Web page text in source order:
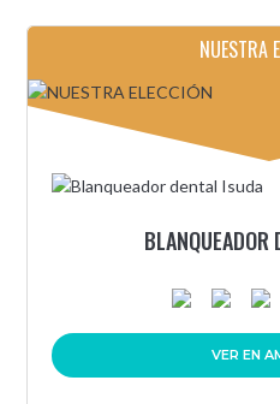
NUESTRA
BLANQUEADOR
VER EN